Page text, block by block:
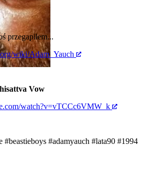
przegapiłem...
wiki/Adam_Yauch
Vow
watch?v=vTCCc6VMW_k
#beastieboys #adamyauch #lata90 #1994